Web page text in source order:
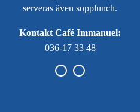
serveras även sopplunch.
Kontakt Café Immanuel:
036-17 33 48